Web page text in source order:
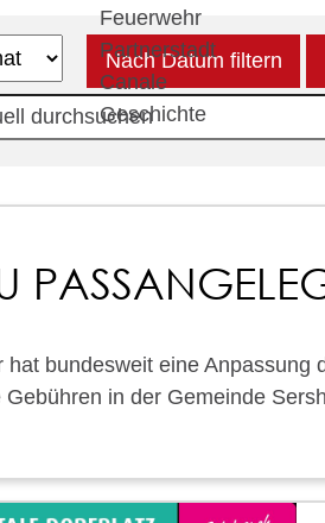
Feuerwehr
Partnerstadt
Canale
Geschichte
Nach Datum filtern
hat bundesweit eine
in der Gemeinde